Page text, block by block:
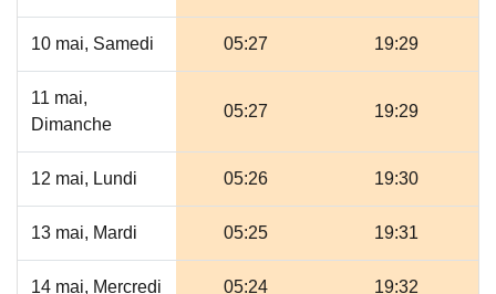
10 mai, Samedi 05:27 19:29
11 mai,
Dimanche
05:27 19:29
12 mai, Lundi 05:26 19:30
13 mai, Mardi 05:25 19:31
14 mai, Mercredi 05:24 19:32